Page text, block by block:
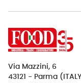
Via Mazzini, 6
43121 - Parma